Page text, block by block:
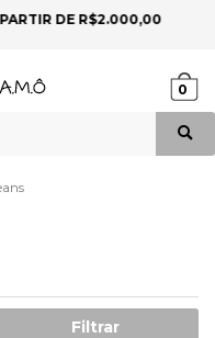
DE R$2.000,00
0
Filtrar